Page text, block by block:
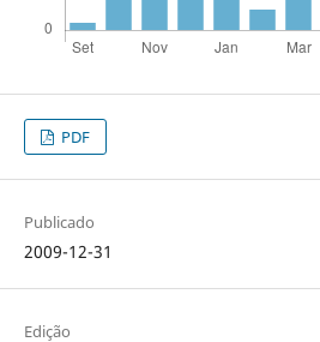
PDF
Publicado
2009-12-31
Edição